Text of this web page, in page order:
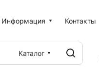
Информация Контакты
Каталог